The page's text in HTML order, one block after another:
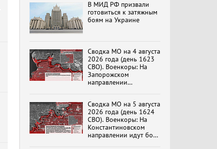
Хук слева: «Что и
требовалось доказать!»
(07.08.2026)
Бренды Советской
эпохи "Гжель"
Специальный репортаж
«Изменимся или
вымрем»
В МИД РФ призвали
готовиться к затяжным
боям на Украине
Сводка МО на 4 августа
2026 года (день 1623
СВО). Военкоры: На
Запорожском
направлении
Степногорска
Сводка МО на 5 августа
2026 года (день 1624
СВО). Военкоры: На
Константиновском
направлении идут бои